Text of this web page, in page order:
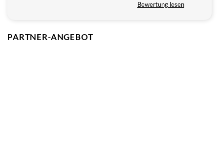
Bewertung lesen
PARTNER-ANGEBOT